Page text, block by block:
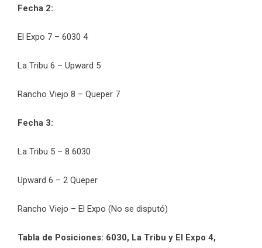
Fecha 2:
El Expo 7 – 6030 4
La Tribu 6 – Upward 5
Rancho Viejo 8 – Queper 7
Fecha 3:
La Tribu 5 – 8 6030
Upward 6 – 2 Queper
Rancho Viejo – El Expo (No se disputó)
Tabla de Posiciones: 6030, La Tribu y El Expo 4,